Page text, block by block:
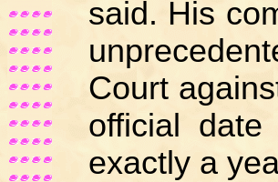
said. His
Court
official
exactly a